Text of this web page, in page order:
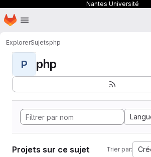
Nantes Université
Passer au contenu principal
Page d'accueil
ExplorerSujetsphp
P php
Projets sur ce sujet Trier par: